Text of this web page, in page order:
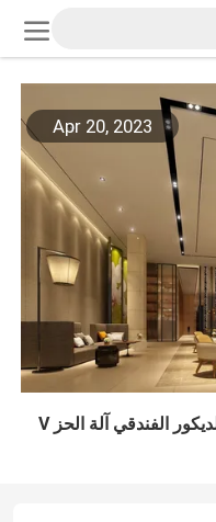
Apr 20, 2023
الديكور الفولاذي المقاوم للصدأ والديكور الفندقي آلة الحز V